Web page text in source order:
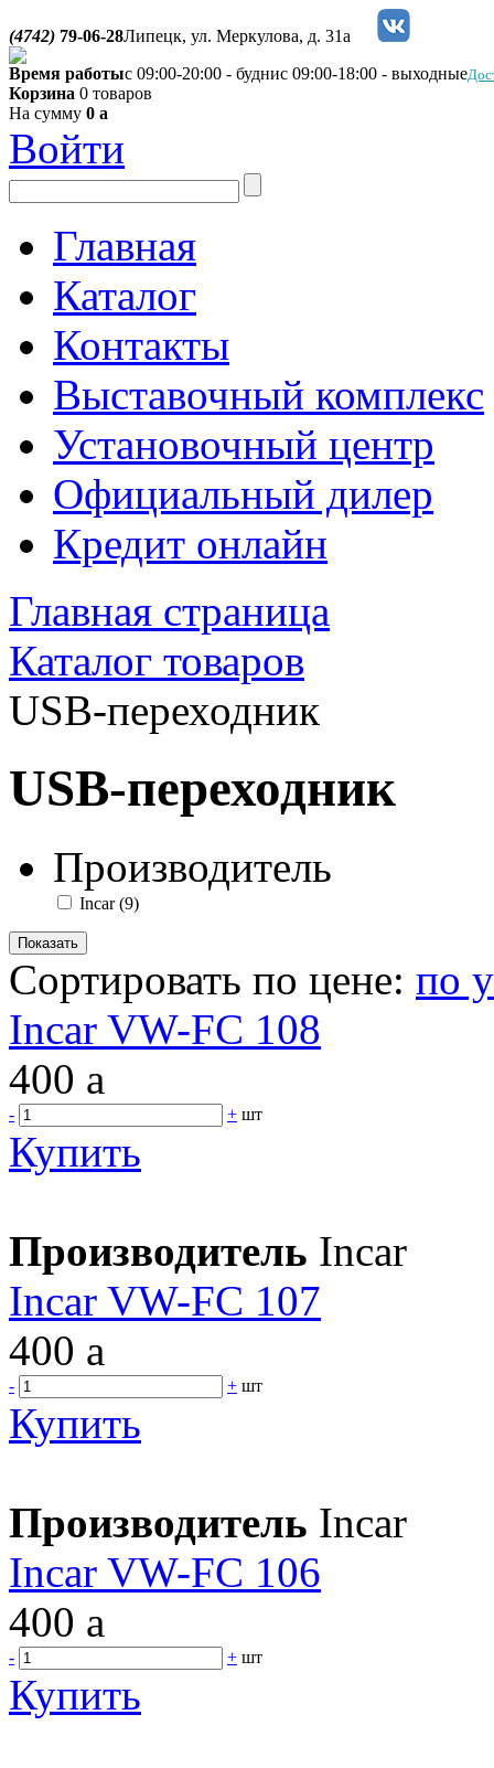
(4742) 79-06-28Липецк, ул. Меркулова, д. 31а
Время работыс 09:00-20:00 - буднис 09:00-18:00 - выходные
Корзина 0 товаров
На сумму 0 a
Войти
Главная
Каталог
Контакты
Выставочный комплекс
Установочный центр
Официальный дилер
Кредит онлайн
Главная страница
Каталог товаров
USB-переходник
USB-переходник
Производитель
Incar(9)
Сортировать по цене: по
Incar VW-FC 108
400 a
- + шт
Купить
Производитель Incar
Incar VW-FC 107
400 a
- + шт
Купить
Производитель Incar
Incar VW-FC 106
400 a
- + шт
Купить